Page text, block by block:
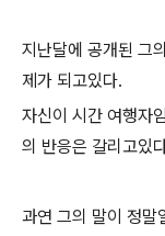
지난달에 공개된 그
제가 되고있다.
자신이 시간 여행자
의 반응은 갈리고있
과연 그의 말이 정말